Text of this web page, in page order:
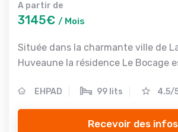
A partir de
3145€ / Mois
Située dans la charmante ville de
Huveaune la résidence Le Bocage
EHPAD 99 lits 4.5/
Recevoir des infos